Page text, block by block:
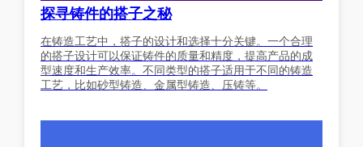
探寻铸件的搭子之秘
在铸造工艺中，搭子的设计和选择十分关键。一个合理
的搭子设计可以保证铸件的质量和精度，提高产品的成
型速度和生产效率。不同类型的搭子适用于不同的铸造
工艺，比如砂型铸造、金属型铸造、压铸等。